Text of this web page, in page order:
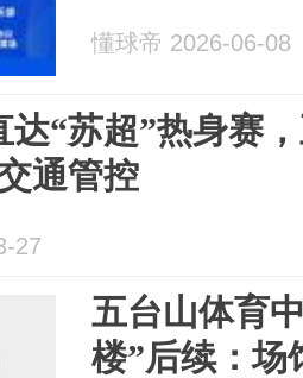
懂球帝 2026-06-08
达“苏超”热身赛
通管控
27
五台山体育
楼”后续：场